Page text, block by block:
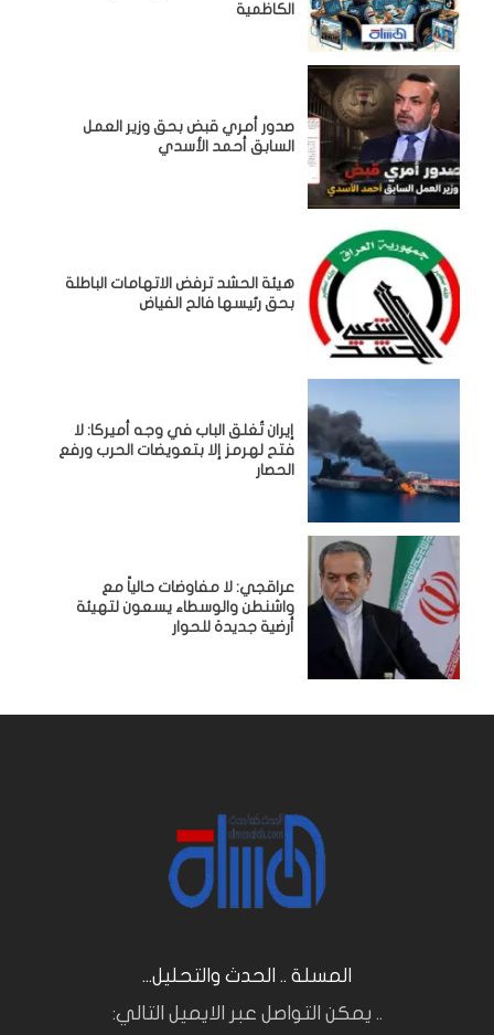
الكاظمية
صدور أمري قبض بحق وزير العمل
السابق أحمد الأسدي
هيئة الحشد ترفض الاتهامات الباطلة
بحق رئيسها فالح الفياض
إيران تُغلق الباب في وجه أميركا: لا
فتح لهرمز إلا بتعويضات الحرب ورفع
الحصار
عراقجي: لا مفاوضات حالياً مع
واشنطن والوسطاء يسعون لتهيئة
أرضية جديدة للحوار
المسلة .. الحدث والتحليل...
.. يمكن التواصل عبر الايميل التالي: